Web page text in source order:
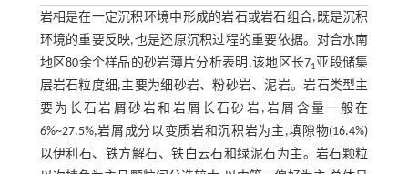
岩相是在一定沉积环境中形成的岩石或岩石组合,既是沉积
环境的重要反映,也是还原沉积过程的重要依据。对合水南
地区80余个样品的砂岩薄片分析表明,该地区长71亚段储集
层岩石粒度细,主要为细砂岩、粉砂岩、泥岩。岩石类型主
要为长石岩屑砂岩和岩屑长石砂岩,岩屑含量一般在
6%~27.5%,岩屑成分以变质岩和沉积岩为主,填隙物(16.4%)
以伊利石、铁方解石、铁白云石和绿泥石为主。岩石颗粒